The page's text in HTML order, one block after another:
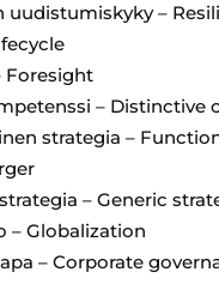
uudistumiskyky –
Foresight
– Distinctive
strategia –
– Generic
– Globalization
– Corporate